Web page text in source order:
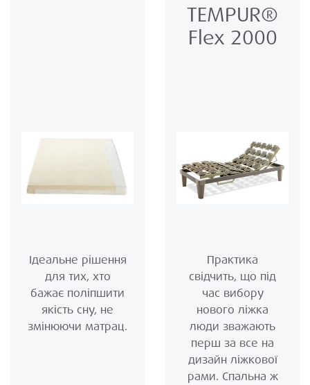
Ідеальне рішення
для тих, хто
бажає поліпшити
якість сну, не
змінюючи матрац.
TEMPUR®
Flex 2000
Практика
свідчить, що під
час вибору
нового ліжка
люди зважають
перш за все на
дизайн ліжкової
рами. Спальна ж